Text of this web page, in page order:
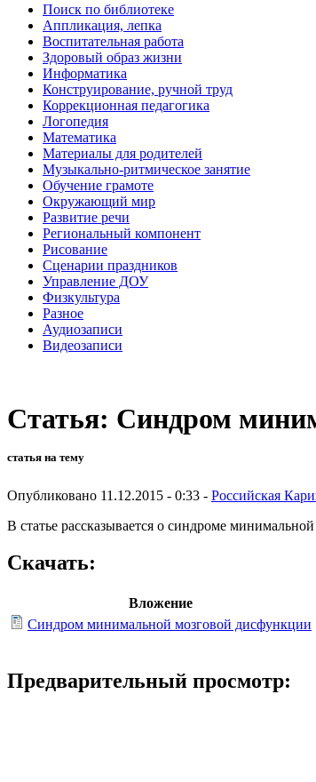
Поиск по библиотеке
Аппликация, лепка
Воспитательная работа
Здоровый образ жизни
Информатика
Конструирование, ручной труд
Коррекционная педагогика
Логопедия
Математика
Материалы для родителей
Музыкально-ритмическое занятие
Обучение грамоте
Окружающий мир
Развитие речи
Региональный компонент
Рисование
Сценарии праздников
Управление ДОУ
Физкультура
Разное
Аудиозаписи
Видеозаписи
Статья: Синдром
статья на тему
Опубликовано 11.12.2015 - 0:33 - Российская
В статье рассказывается о синдроме
Скачать:
Вложение
Синдром минимальной мозговой дисфункции
Предварительный просмотр: